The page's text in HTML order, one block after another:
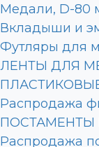
Медали, D-80
Вкладыши и
Футляры для
ЛЕНТЫ ДЛЯ
Распродажа
ПОСТАМЕНТЫ
Распродажа